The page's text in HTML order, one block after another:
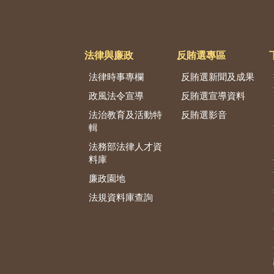
法律與廉政
法律時事專欄
政風法令宣導
法治教育及活動特
輯
法務部法律人才資
料庫
廉政園地
法規資料庫查詢
反賄選專區
反賄選新聞及成果
反賄選宣導資料
反賄選影音